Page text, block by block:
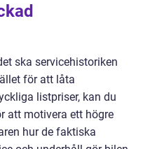
ska servicehistoriken
för att låta
listpriser, kan du
att motivera ett högre
hur de faktiska